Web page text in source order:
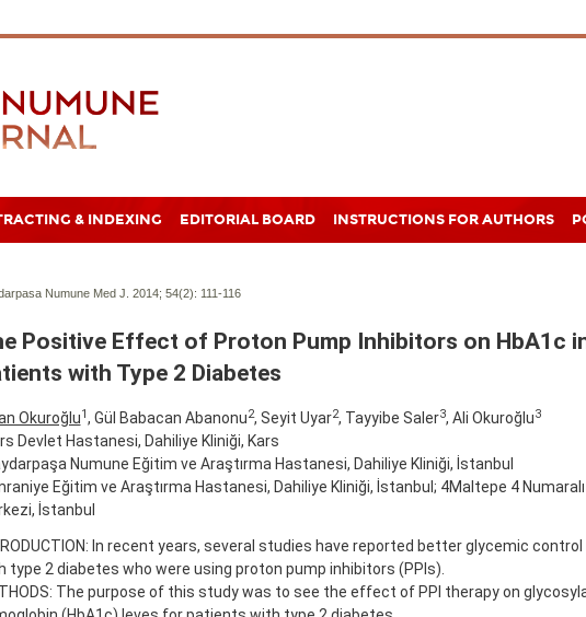
& INDEXING EDITORIAL BOARD INSTRUCTIONS FOR AUTHORS
Numune Med J. 2014; 54(2): 111-116
Positive Effect of Proton Pump Inhibitors on HbA1c
with Type 2 Diabetes
Okuroğlu1, Gül Babacan Abanonu2, Seyit Uyar2, Tayyibe Saler3, Ali Okuroğlu3
Devlet Hastanesi, Dahiliye Kliniği, Kars
Numune Eğitim ve Araştırma Hastanesi, Dahiliye Kliniği, İstanbul
Eğitim ve Araştırma Hastanesi, Dahiliye Kliniği, İstanbul; 4Maltepe 4 Numaralı
İstanbul
In recent years, several studies have reported better glycemic
type 2 diabetes who were using proton pump inhibitors (PPIs).
The purpose of this study was to see the effect of PPI therapy on